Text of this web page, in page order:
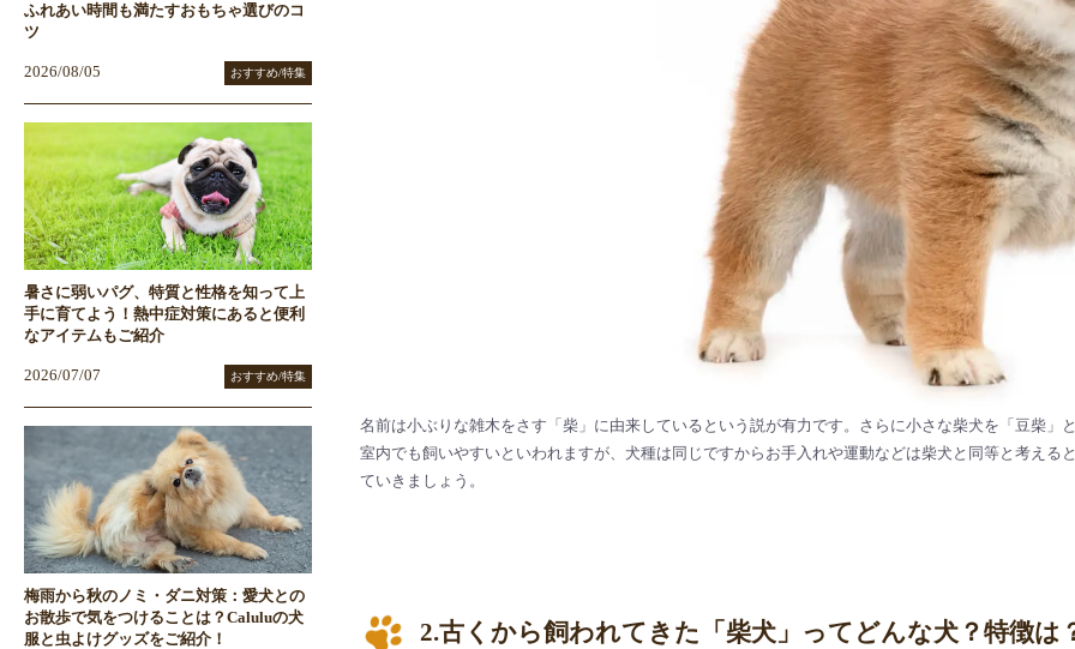
名前は小ぶりな雑木をさす「柴」に由来しているという説が有力です。さらに小さな柴犬を「豆柴
室内でも飼いやすいといわれますが、犬種は同じですからお手入れや運動などは柴犬と同等と考え
ていきましょう。
2.古くから飼われてきた「柴犬」ってどんな犬？特徴は
ふれあい時間も満たすおもちゃ選びのコ
ツ
2026/08/05 おすすめ/特集
暑さに弱いパグ、特質と性格を知って上
手に育てよう！熱中症対策にあると便利
なアイテムもご紹介
2026/07/07 おすすめ/特集
梅雨から秋のノミ・ダニ対策：愛犬との
お散歩で気をつけることは？Caluluの犬
服と虫よけグッズをご紹介！